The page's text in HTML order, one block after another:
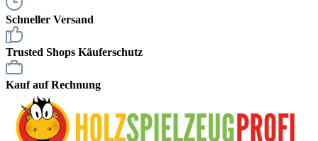
Schneller Versand
Trusted Shops Käuferschutz
Kauf auf Rechnung